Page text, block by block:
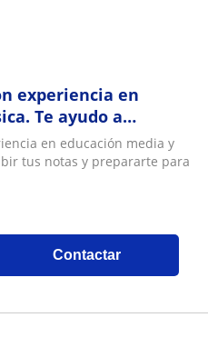
experiencia en
Te ayudo a
y prepararte para la
en educación media y
tus notas y prepararte para
Contactar